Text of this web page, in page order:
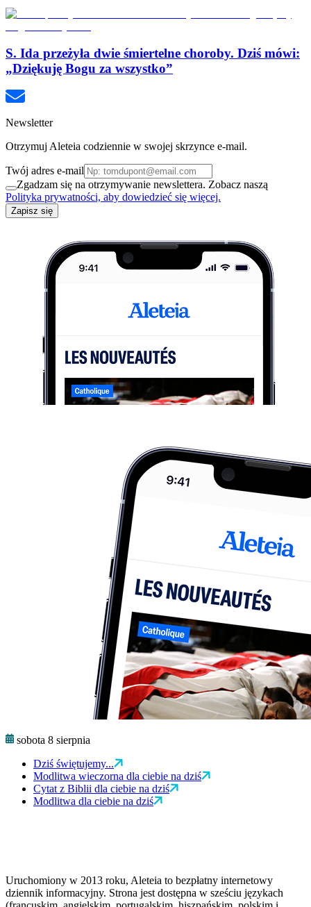
S. Ida przeżyła dwie śmiertelne choroby. Dziś mówi:
„Dziękuję Bogu za wszystko”
Newsletter
Otrzymuj Aleteia codziennie w swojej skrzynce e-mail.
Twój adres e-mail
Zgadzam się na otrzymywanie newslettera. Zobacz naszą
Polityka prywatności, aby dowiedzieć się więcej.
Zapisz się
sobota 8 sierpnia
Dziś świętujemy...
Modlitwa wieczorna dla ciebie na dziś
Cytat z Biblii dla ciebie na dziś
Modlitwa dla ciebie na dziś
Uruchomiony w 2013 roku, Aleteia to bezpłatny internetowy
dziennik informacyjny. Strona jest dostępna w sześciu językach